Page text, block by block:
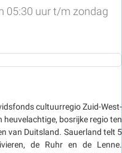
05:30 uur t/m zondag
cultuurregio Zuid-West-
bosrijke regio ten
van Duitsland. Sauerland telt 5
de Ruhr en de Lenne.